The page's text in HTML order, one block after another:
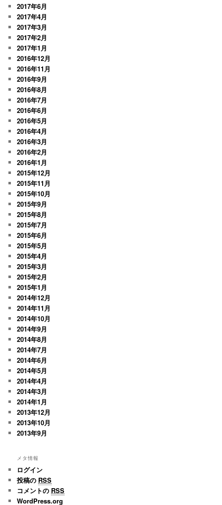
2017年6月
2017年4月
2017年3月
2017年2月
2017年1月
2016年12月
2016年11月
2016年9月
2016年8月
2016年7月
2016年6月
2016年5月
2016年4月
2016年3月
2016年2月
2016年1月
2015年12月
2015年11月
2015年10月
2015年9月
2015年8月
2015年7月
2015年6月
2015年5月
2015年4月
2015年3月
2015年2月
2015年1月
2014年12月
2014年11月
2014年10月
2014年9月
2014年8月
2014年7月
2014年6月
2014年5月
2014年4月
2014年3月
2014年1月
2013年12月
2013年10月
2013年9月
メタ情報
ログイン
投稿の RSS
コメントの RSS
WordPress.org